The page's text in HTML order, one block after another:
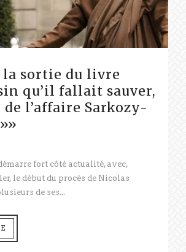
la sortie du livre
qu’il fallait sauver,
de l’affaire Sarkozy-
fort côté actualité, avec,
le début du procès de Nicolas
de ses...